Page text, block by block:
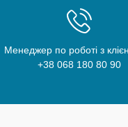
Менеджер по роботі з
+38 068 180 80 90